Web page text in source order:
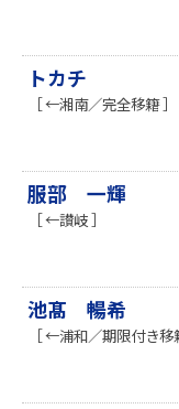
トカチ
［ ←湘南／完全移籍 ］
服部 一輝
［ ←讃岐 ］
池髙 暢希
［ ←浦和／期限付き移